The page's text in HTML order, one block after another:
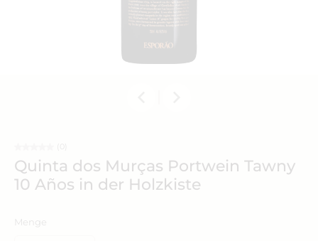
Quinta dos Murças Portwein Tawny
10 Años in der Holzkiste
Menge